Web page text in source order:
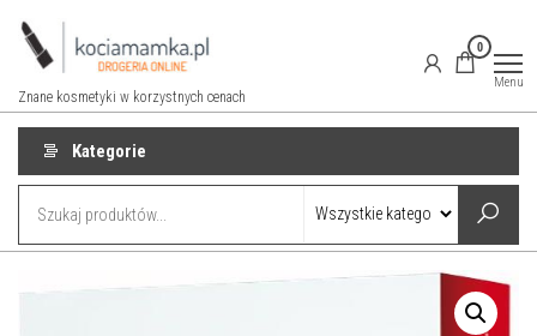
Przejdź
Znane kosmetyki w korzystnych cenach
0
Menu
Kategorie